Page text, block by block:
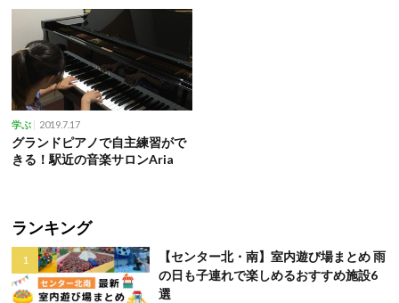
学ぶ 2019.7.17
グランドピアノで自主練習がで
きる！駅近の音楽サロンAria
ランキング
【センター北・南】室内遊び場まとめ 雨
の日も子連れで楽しめるおすすめ施設6
選